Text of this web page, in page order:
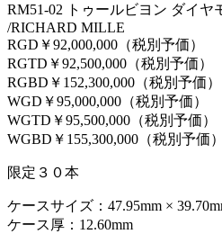
RM51-02 トゥールビヨン ダイヤ
/RICHARD MILLE
RGD￥92,000,000（税別予価）
RGTD￥92,500,000（税別予価）
RGBD￥152,300,000（税別予価）
WGD￥95,000,000（税別予価）
WGTD￥95,500,000（税別予価）
WGBD￥155,300,000（税別予価）
限定３０本
ケースサイズ：47.95mm ×
ケース厚：12.60mm